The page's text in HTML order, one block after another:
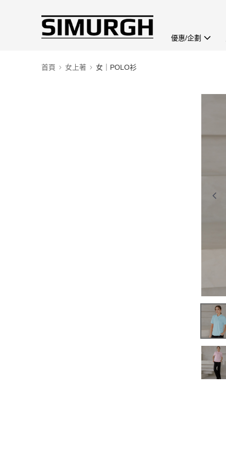
優惠/企劃
首頁 女上著 女｜POLO衫